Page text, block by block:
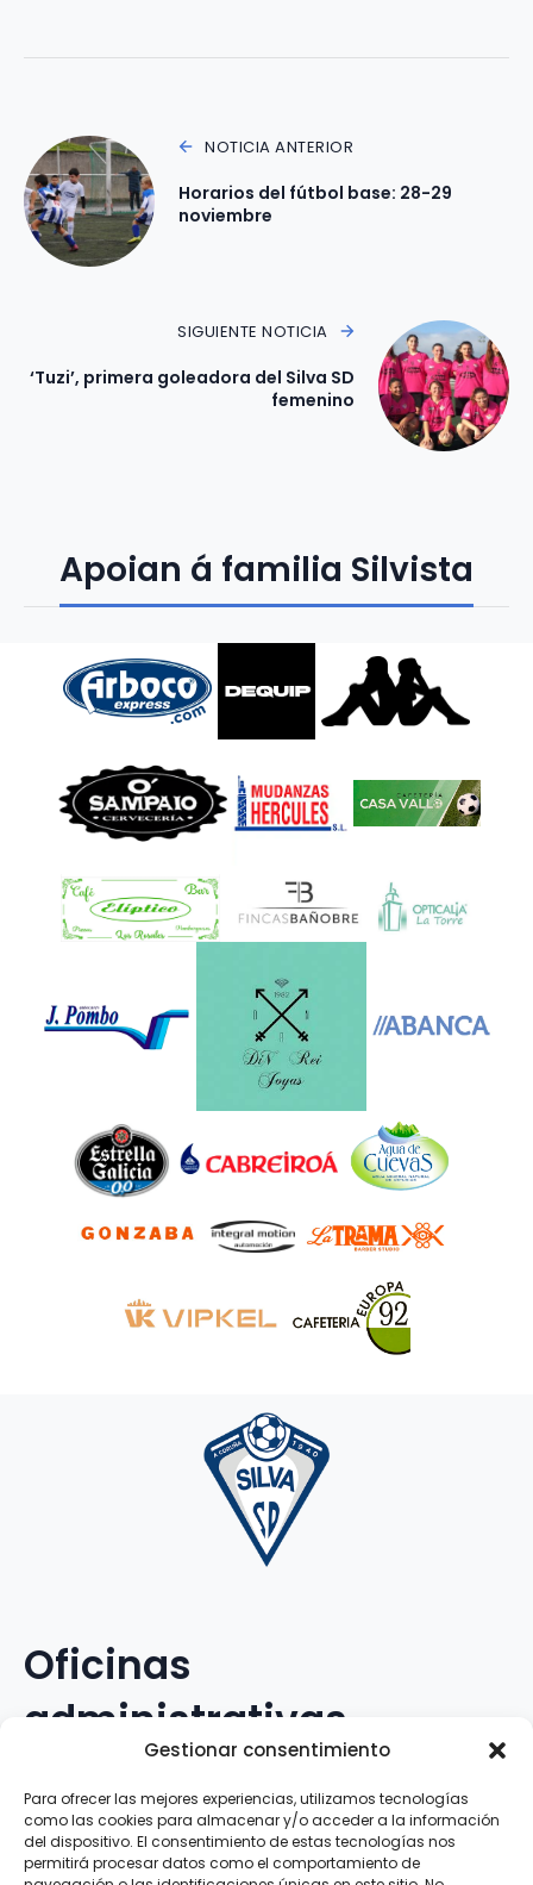
Gestionar consentimiento
Para ofrecer las mejores experiencias, utilizamos tecnologías
como las cookies para almacenar y/o acceder a la información
del dispositivo. El consentimiento de estas tecnologías nos
permitirá procesar datos como el comportamiento de
NOTICIA ANTERIOR
Horarios del fútbol base: 28-29
noviembre
SIGUIENTE NOTICIA
‘Tuzi’, primera goleadora del Silva SD
femenino
Apoian á familia Silvista
Oficinas
administrativas
Avenida Galileo Galilei, 12
15.008 · A Coruña · España